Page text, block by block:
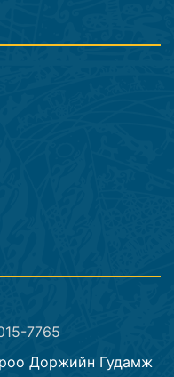
7765
Доржийн Гудамж